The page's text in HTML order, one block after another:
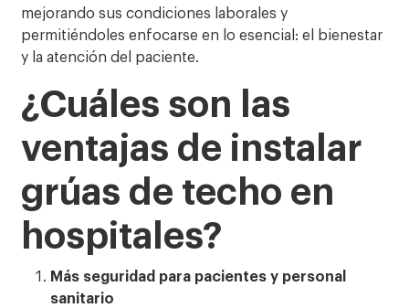
mejorando sus condiciones laborales y
permitiéndoles enfocarse en lo esencial: el bienestar
y la atención del paciente.
¿Cuáles son las
ventajas de instalar
grúas de techo en
hospitales?
Más seguridad para pacientes y personal
sanitario